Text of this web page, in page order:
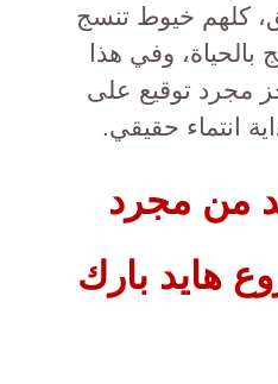
كلهم خيوط تنسج
وفي هذا
مجرد توقيع على
انتماء حقيقي.
من مجرد
هايد بارك